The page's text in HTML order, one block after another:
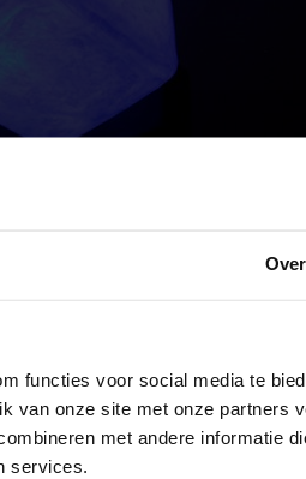
Over
functies voor social media te
van onze site met onze partners
met andere informatie
services.